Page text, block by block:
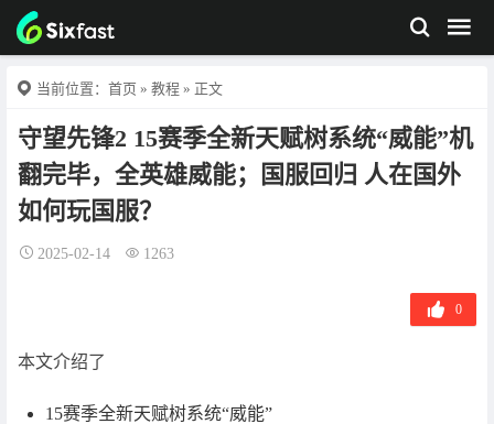
当前位置： 首页 » 教程 » 正文
守望先锋2 15赛季全新天赋树系统“威能”机
翻完毕，全英雄威能；国服回归 人在国外
如何玩国服？
2025-02-14 1263
0
本文介绍了
15赛季全新天赋树系统“威能”